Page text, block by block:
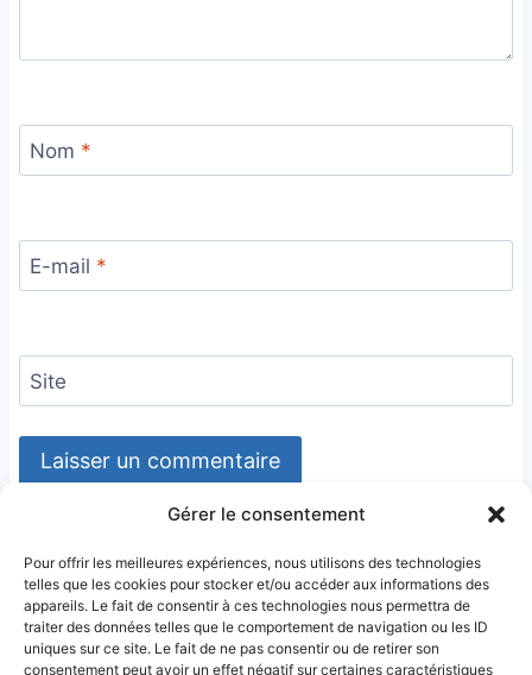
Gérer le consentement
Pour offrir les meilleures expériences, nous utilisons des technologies
telles que les cookies pour stocker et/ou accéder aux informations des
appareils. Le fait de consentir à ces technologies nous permettra de
traiter des données telles que le comportement de navigation ou les ID
uniques sur ce site. Le fait de ne pas consentir ou de retirer son
consentement peut avoir un effet négatif sur certaines caractéristiques
Nom *
E-mail *
Site